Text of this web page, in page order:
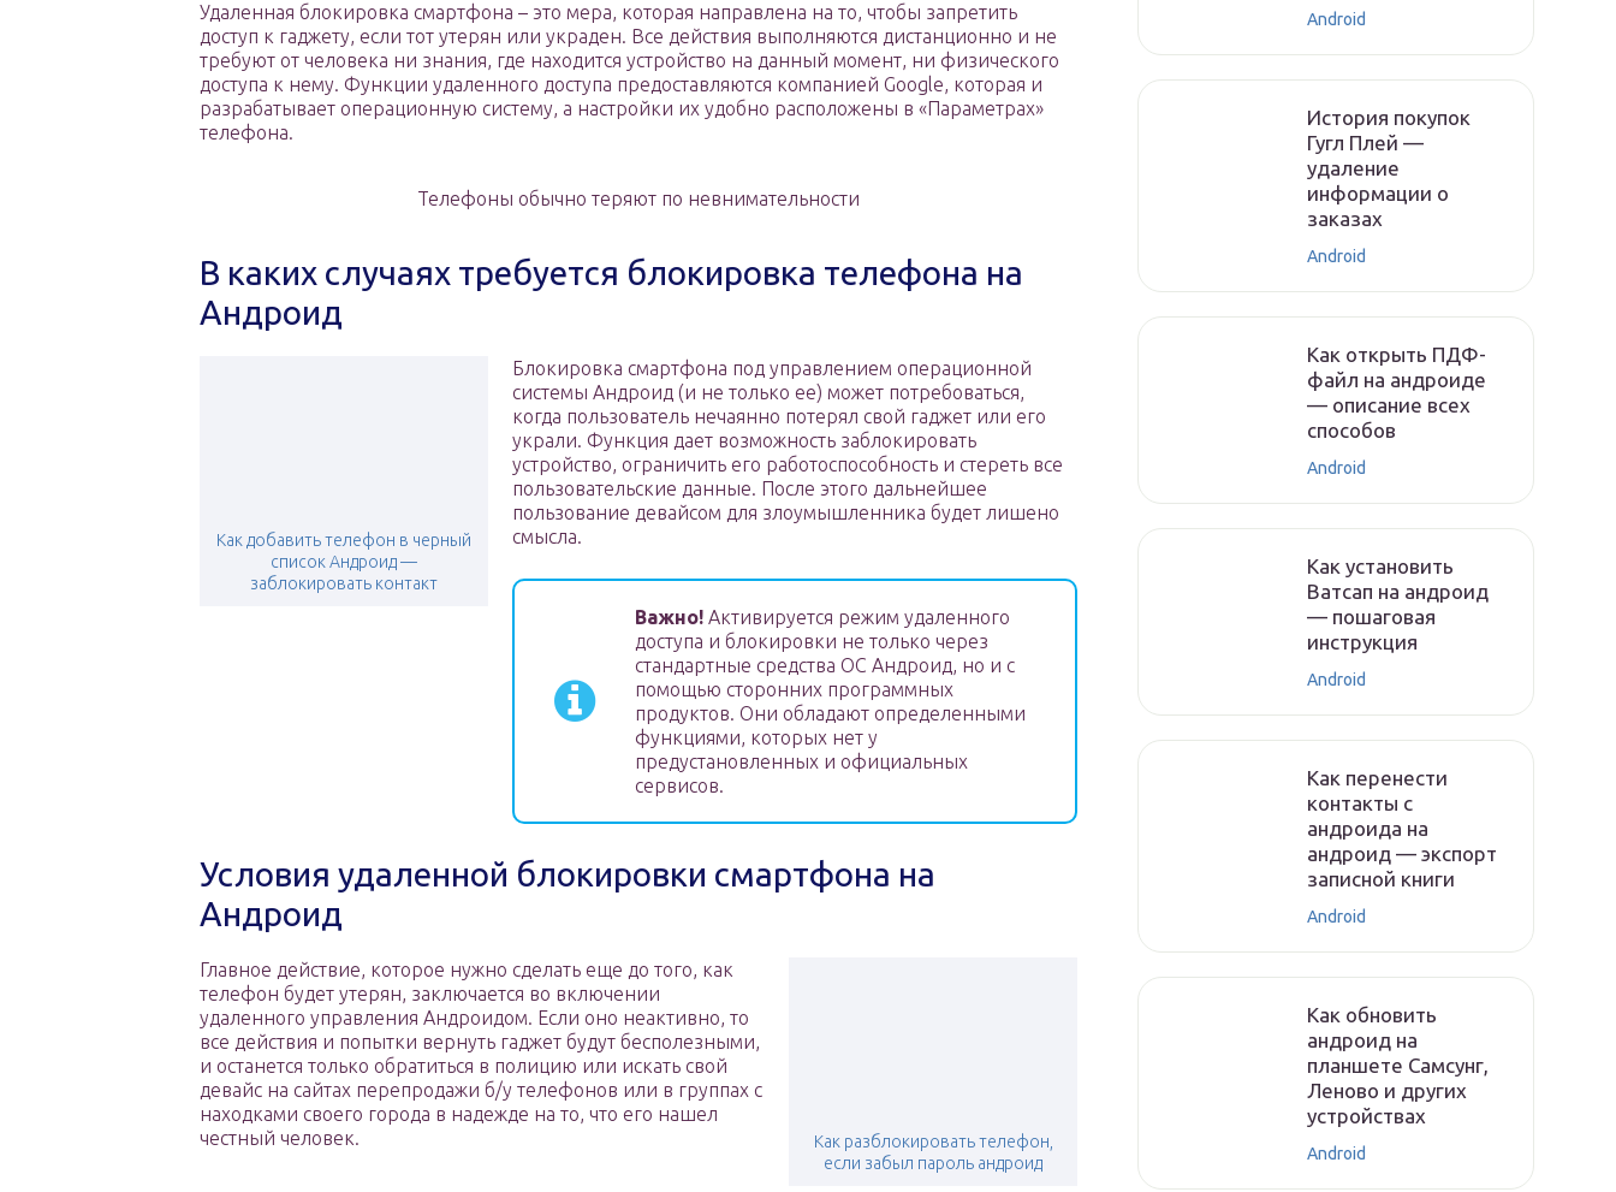
Удаленная блокировка смартфона – это мера, которая направлена на то, чтобы запретить
доступ к гаджету, если тот утерян или украден. Все действия выполняются дистанционно и не
требуют от человека ни знания, где находится устройство на данный момент, ни физического
доступа к нему. Функции удаленного доступа предоставляются компанией Google, которая и
разрабатывает операционную систему, а настройки их удобно расположены в «Параметрах»
телефона.
Телефоны обычно теряют по невнимательности
В каких случаях требуется блокировка телефона на
Андроид
Как добавить телефон в черный
список Андроид —
заблокировать контакт
Блокировка смартфона под управлением операционной
системы Андроид (и не только ее) может потребоваться,
когда пользователь нечаянно потерял свой гаджет или его
украли. Функция дает возможность заблокировать
устройство, ограничить его работоспособность и стереть все
пользовательские данные. После этого дальнейшее
пользование девайсом для злоумышленника будет лишено
смысла.
Важно! Активируется режим удаленного
доступа и блокировки не только через
стандартные средства ОС Андроид, но и с
помощью сторонних программных
продуктов. Они обладают определенными
функциями, которых нет у
предустановленных и официальных
сервисов.
Условия удаленной блокировки смартфона на
Андроид
Как разблокировать телефон,
если забыл пароль андроид
Главное действие, которое нужно сделать еще до того, как
телефон будет утерян, заключается во включении
удаленного управления Андроидом. Если оно неактивно, то
все действия и попытки вернуть гаджет будут бесполезными,
и останется только обратиться в полицию или искать свой
девайс на сайтах перепродажи б/у телефонов или в группах с
находками своего города в надежде на то, что его нашел
честный человек.
Android
История покупок
Гугл Плей —
удаление
информации о
заказах
Android
Как открыть ПДФ-
файл на андроиде
— описание всех
способов
Android
Как установить
Ватсап на андроид
— пошаговая
инструкция
Android
Как перенести
контакты с
андроида на
андроид — экспорт
записной книги
Android
Как обновить
андроид на
планшете Самсунг,
Леново и других
устройствах
Android